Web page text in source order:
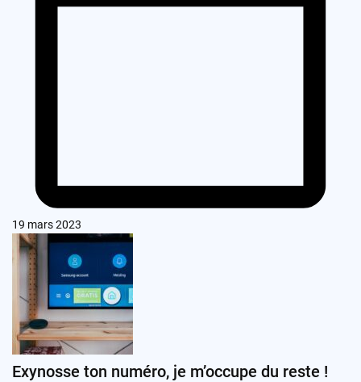
19 mars 2023
Exynosse ton numéro, je m’occupe du reste !